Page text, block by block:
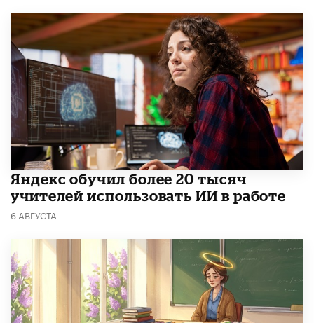
​Яндекс обучил более 20 тысяч
учителей использовать ИИ в работе
6 АВГУСТА